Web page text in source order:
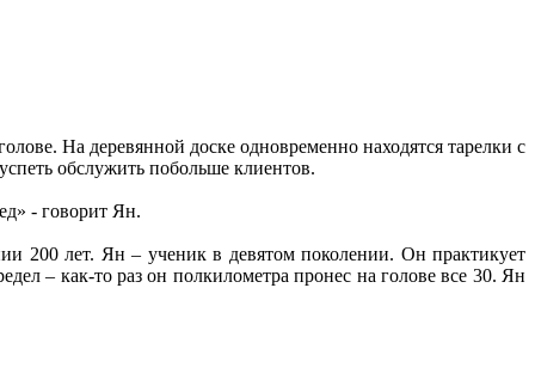
На деревянной доске одновременно находятся тарелки с
обслужить побольше клиентов.
- говорит Ян.
200 лет. Ян – ученик в девятом поколении. Он практикует
– как-то раз он полкилометра пронес на голове все 30. Ян